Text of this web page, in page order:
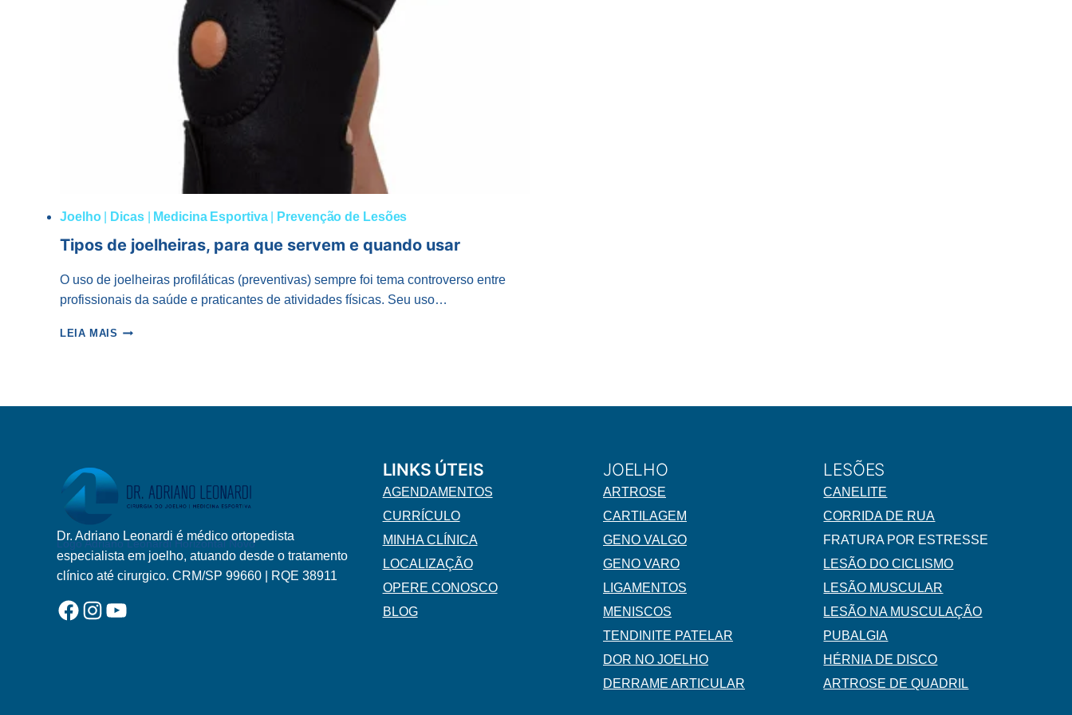
Joelho| Dicas| Medicina Esportiva| Prevenção de Lesões
Tipos de joelheiras, para que servem e quando usar
O uso de joelheiras profiláticas (preventivas) sempre foi tema controverso entre
profissionais da saúde e praticantes de atividades físicas. Seu uso…
LEIA MAIS TIPOS
SERVEM
Logo Adriano Leonardi Horizontal Novo
Dr. Adriano Leonardi é médico ortopedista
especialista em joelho, atuando desde o tratamento
clínico até cirurgico. CRM/SP 99660 | RQE 38911
Facebook
Instagram
YouTube
LINKS ÚTEIS
AGENDAMENTOS
CURRÍCULO
MINHA CLÍNICA
LOCALIZAÇÃO
OPERE CONOSCO
BLOG
JOELHO
ARTROSE
CARTILAGEM
GENO VALGO
GENO VARO
LIGAMENTOS
MENISCOS
TENDINITE PATELAR
DOR NO JOELHO
DERRAME ARTICULAR
LESÕES
CANELITE
CORRIDA DE RUA
FRATURA POR ESTRESSE
LESÃO DO CICLISMO
LESÃO MUSCULAR
LESÃO NA MUSCULAÇÃO
PUBALGIA
HÉRNIA DE DISCO
ARTROSE DE QUADRIL